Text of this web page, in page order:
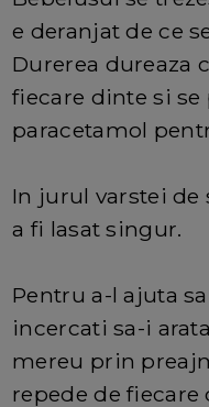
e deranjat de ce
Durerea dureaza
fiecare dinte si
paracetamol
In jurul varstei de
a fi lasat singur.
Pentru a-l ajuta
incercati sa-i
mereu prin
repede de fiecare